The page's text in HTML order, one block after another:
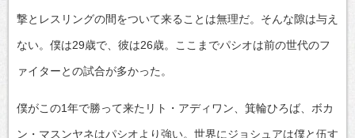
撃とレスリングの間をついて来ることは無理だ。そんな隙は与え
ない。僕は29歳で、彼は26歳。ここまでパシオは前の世代のフ
ァイターとの試合が多かった。
僕がこの1年で勝って来たリト・アディワン、箕輪ひろば、ボカ
ン・マスンヤネはパシオより強い。世界にジョシュアは僕と伍す